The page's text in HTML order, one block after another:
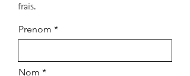
frais.
Prenom
Nom